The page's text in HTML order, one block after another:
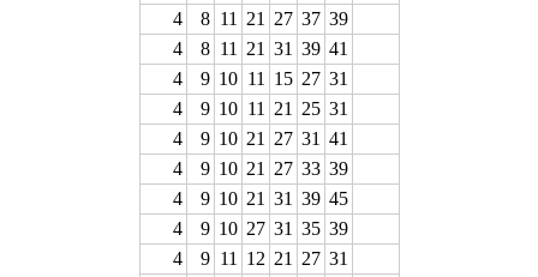
4
8 11 21 27 37 39
4
8 11 21 31 39 41
4
9 10 11 15 27 31
4
9 10 11 21 25 31
4
9 10 21 27 31 41
4
9 10 21 27 33 39
4
9 10 21 31 39 45
4
9 10 27 31 35 39
4
9 11 12 21 27 31